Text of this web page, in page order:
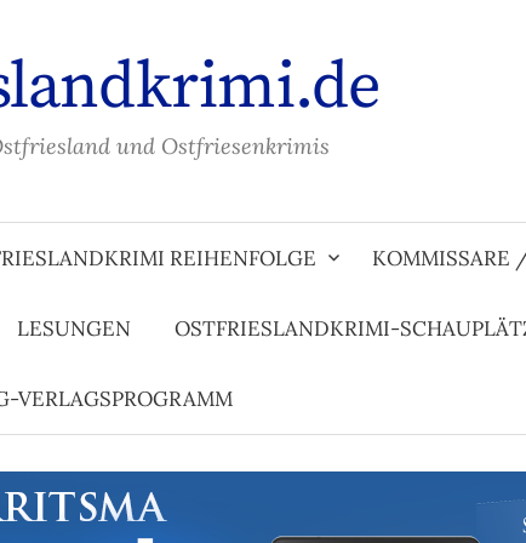
und Ostfriesenkrimis
REIHENFOLGE KOMMISSARE
LESUNGEN OSTFRIESLANDKRIMI-
VERLAGSPROGRAMM